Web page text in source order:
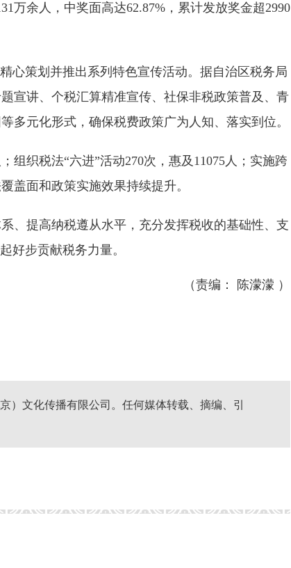
万余人，中奖面高达62.87%，累计发放奖金超2990
策划并推出系列特色宣传活动。据自治区税务局
宣讲、个税汇算精准宣传、社保非税政策普及、青
多元化形式，确保税费政策广为人知、落实到位。
织税法“六进”活动270次，惠及11075人；实施跨
盖面和政策实施效果持续提升。
提高纳税遵从水平，充分发挥税收的基础性、支
好步贡献税务力量。
（责编： 陈濛濛 ）
）文化传播有限公司。任何媒体转载、摘编、引